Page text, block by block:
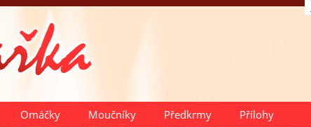
Omáčky Moučníky Předkrmy Přílohy